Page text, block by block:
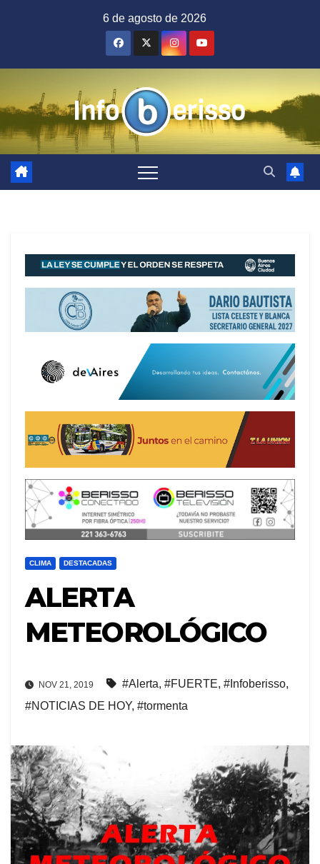
6 de agosto de 2026
CLIMA DESTACADAS
ALERTA
METEOROLÓGICO
NOV 21, 2019 #Alerta, #FUERTE, #Infoberisso,
#NOTICIAS DE HOY, #tormenta